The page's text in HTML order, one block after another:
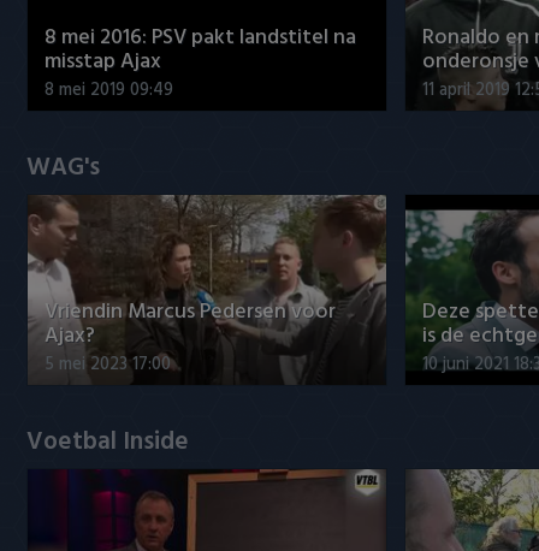
8 mei 2016: PSV pakt landstitel na
misstap Ajax
8 mei 2019 09:49
Ronaldo
onderonsje
11 april 2019
WAG's
Vriendin Marcus Pedersen voor
Ajax?
5 mei 2023 17:00
Deze
is de
10 juni 2021
Voetbal Inside